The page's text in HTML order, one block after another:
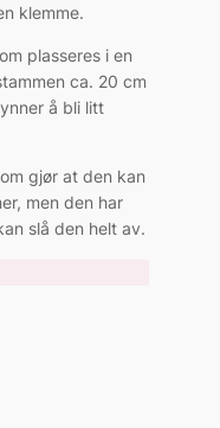
klemme.
plasseres i en
ca. 20 cm
å bli litt
gjør at den kan
men den har
slå den helt av.